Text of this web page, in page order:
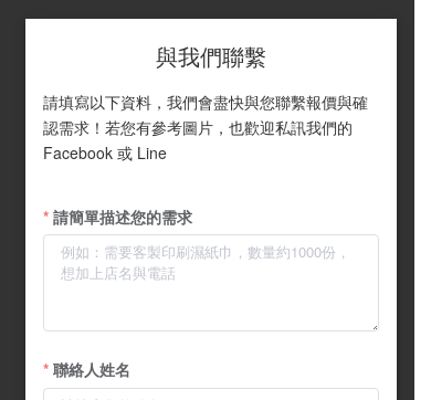
與我們聯繫
請填寫以下資料，我們會盡快與您聯繫報價與確
認需求！若您有參考圖片，也歡迎私訊我們的
Facebook 或 Line
請簡單描述您的需求
聯絡人姓名